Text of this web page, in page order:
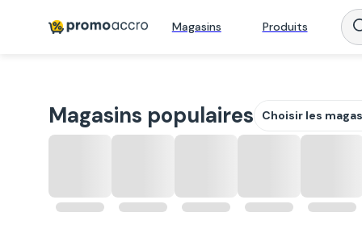
Magasins Produits
Magasins populaires Choisir les